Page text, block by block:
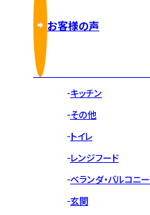
お客様の声
キッチン
その他
トイレ
レンジフード
ベランダ・バルコニー
玄関